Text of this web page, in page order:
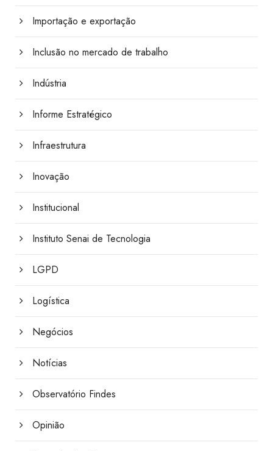
Importação e exportação
Inclusão no mercado de trabalho
Indústria
Informe Estratégico
Infraestrutura
Inovação
Institucional
Instituto Senai de Tecnologia
LGPD
Logística
Negócios
Notícias
Observatório Findes
Opinião